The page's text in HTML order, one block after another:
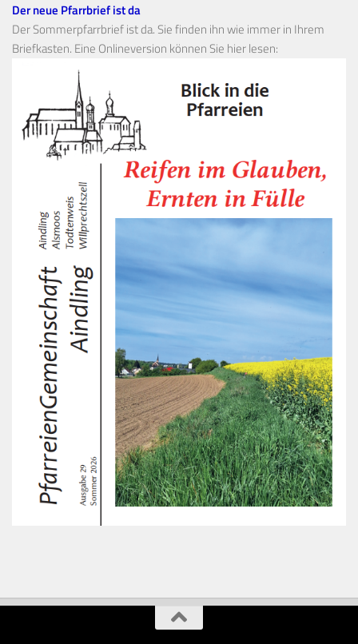
Der neue Pfarrbrief ist da
Der Sommerpfarrbrief ist da. Sie finden ihn wie immer in Ihrem
Briefkasten. Eine Onlineversion können Sie hier lesen: